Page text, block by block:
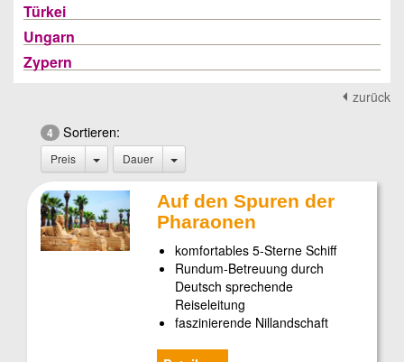
Türkei
Ungarn
Zypern
zurück
4 Sortieren:
Preis Dauer
Auf den Spuren der
Pharaonen
komfortables 5-Sterne Schiff
Rundum-Betreuung durch
Deutsch sprechende
Reiseleitung
faszinierende Nillandschaft